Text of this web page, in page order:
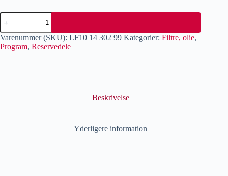
Varenummer (SKU): LF10 14 302 99 Kategorier: Filtre, olie,
Program, Reservedele
Beskrivelse
Yderligere information